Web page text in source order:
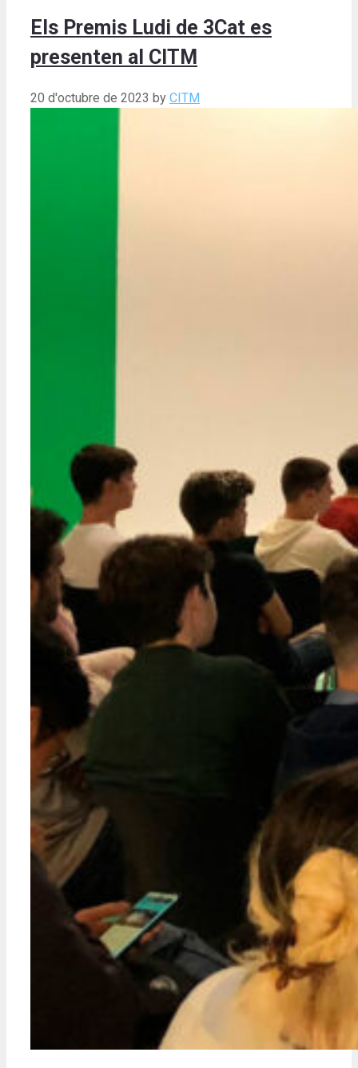
Els Premis Ludi de 3Cat es
presenten al CITM
20 d'octubre de 2023 by CITM